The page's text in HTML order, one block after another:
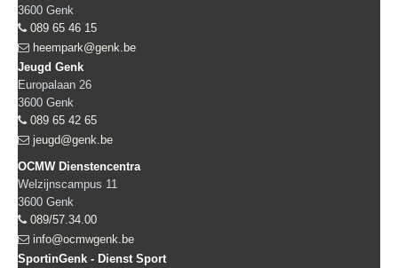
3600 Genk
089 65 46 15
heempark@genk.be
Jeugd Genk
Europalaan 26
3600 Genk
089 65 42 65
jeugd@genk.be
OCMW Dienstencentra
Welzijnscampus 11
3600 Genk
089/57.34.00
info@ocmwgenk.be
SportinGenk - Dienst Sport